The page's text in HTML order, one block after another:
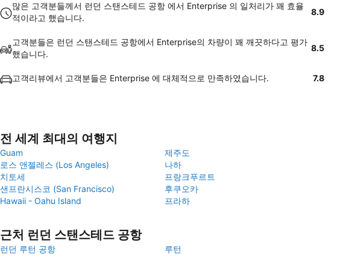
많은 고객분들께서 런던 스탠스테드 공항 에서 Enterprise 의 일처리가 꽤 효율
적이라고 했습니다.
8.9
고객분들은 런던 스탠스테드 공항에서 Enterprise의 차량이 꽤 깨끗하다고 평가
했습니다.
8.5
고객리뷰에서 고객분들은 Enterprise 에 대체적으로 만족하였습니다. 7.8
전 세계 최대의 여행지
Guam
제주도
로스 앤젤레스 (Los Angeles)
나하
치토세
프랑크푸르트
샌프란시스코 (San Francisco)
후쿠오카
Hawaii - Oahu Island
프라하
근처 런던 스탠스테드 공항
런던 루턴 공항
루턴